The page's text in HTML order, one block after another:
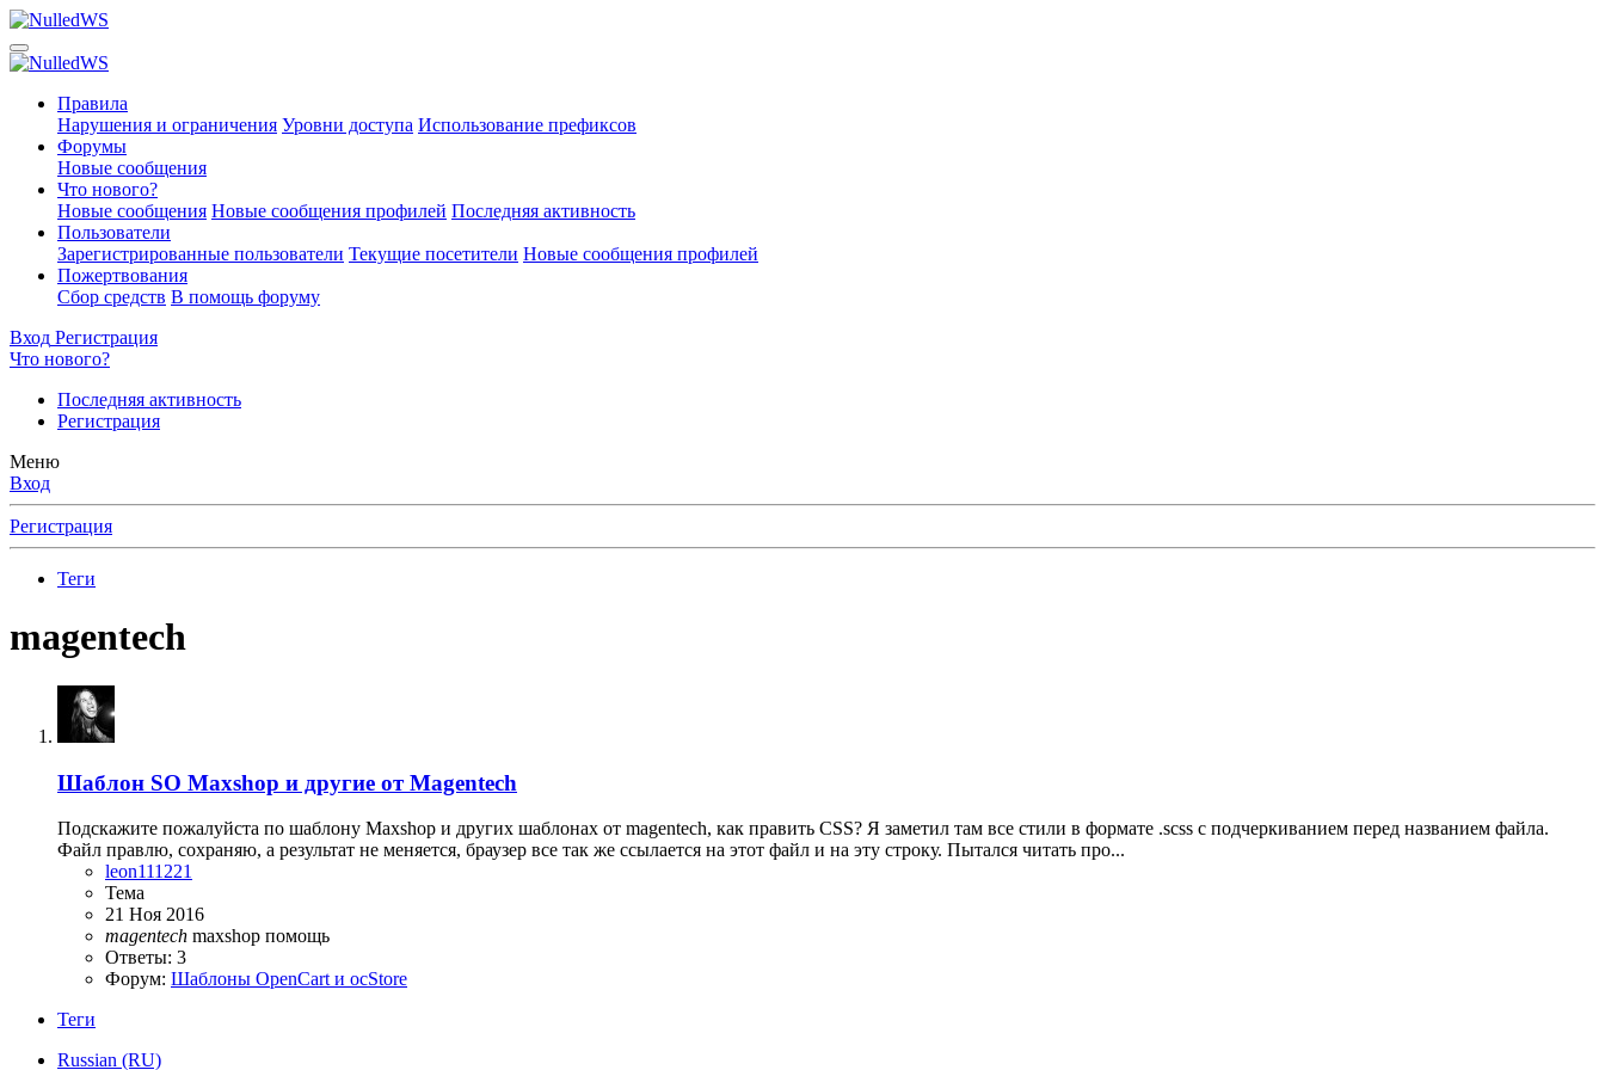
Правила
Нарушения и ограничения Уровни доступа Использование префиксов
Форумы
Новые сообщения
Что нового?
Новые сообщения Новые сообщения профилей Последняя активность
Пользователи
Зарегистрированные пользователи Текущие посетители Новые сообщения профилей
Пожертвования
Сбор средств В помощь форуму
Вход Регистрация
Что нового?
Последняя активность
Регистрация
Меню
Вход
Регистрация
Теги
magentech
Шаблон SO Maxshop и другие от Magentech
Подскажите пожалуйста по шаблону Maxshop и других шаблонах от magentech, как править CSS? Я заметил там все стили в формате .scss с подчеркиванием перед названием файла.
Файл правлю, сохраняю, а результат не меняется, браузер все так же ссылается на этот файл и на эту строку. Пытался читать про...
leon111221
Тема
21 Ноя 2016
magentech maxshop помощь
Ответы: 3
Форум: Шаблоны OpenCart и ocStore
Теги
Russian (RU)